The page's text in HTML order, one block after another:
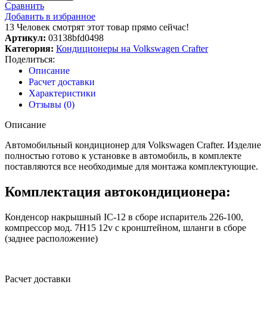
Сравнить
Добавить в избранное
13 Человек смотрят этот товар прямо сейчас!
Артикул: 03138bfd0498
Категория: Кондиционеры на Volkswagen Crafter
Поделиться:
Описание
Расчет доставки
Характеристики
Отзывы (0)
Описание
Автомобильный кондиционер для Volkswagen Crafter. Изделие
полностью готово к установке в автомобиль, в комплекте
поставляются все необходимые для монтажа комплектующие.
Комплектация автокондиционера:
Конденсор накрышный IC-12 в сборе испаритель 226-100,
компрессор мод. 7Н15 12v с кронштейном, шланги в сборе
(заднее расположение)
Расчет доставки